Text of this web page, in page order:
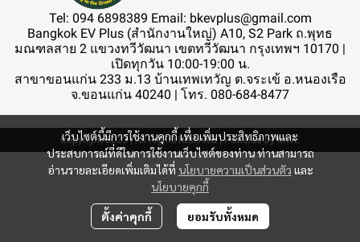
เว็บไซต์นี้มีการใช้งานคุกกี้ เพื่อเพิ่มประสิทธิภาพและ
ประสบการณ์ที่ดีในการใช้งานเว็บไซต์ของท่าน ท่านสามารถ
อ่านรายละเอียดเพิ่มเติมได้ที่ นโยบายความเป็นส่วนตัว และ
นโยบายคุกกี้
ตั้งค่าคุกกี้ ยอมรับทั้งหมด
Tel: 094 6898389 Email: bkevplus@gmail.com
Bangkok EV Plus (สำนักงานใหญ่) A10, S2 Park ถ.พุทธ
มณฑลสาย 2 แขวงทวีวัฒนา เขตทวีวัฒนา กรุงเทพฯ 10170 |
เปิดทุกวัน 10:00-19:00 น.
สาขาขอนแก่น 233 ม.13 บ้านเทพเทวัญ ต.จระเข้ อ.หนองเรือ
จ.ขอนแก่น 40240 | โทร. 080-684-8477
Copyright 2023 | All Rights Reserved | Powered by MWE